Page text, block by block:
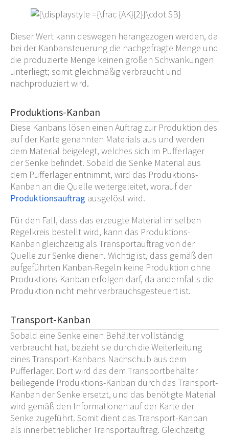
Dieser Wert kann deswegen herangezogen werden, da
bei der Kanbansteuerung die nachgefragte Menge und
die produzierte Menge keinen großen Schwankungen
unterliegt; somit gleichmäßig verbraucht und
nachproduziert wird.
Produktions-Kanban
Diese Kanbans lösen einen Auftrag zur Produktion des
auf der Karte genannten Materials aus und werden
dem Material beigelegt, welches sich im Pufferlager
der Senke befindet. Sobald die Senke Material aus
dem Pufferlager entnimmt, wird das Produktions-
Kanban an die Quelle weitergeleitet, worauf der
Produktionsauftrag ausgelöst wird.
Für den Fall, dass das erzeugte Material im selben
Regelkreis bestellt wird, kann das Produktions-
Kanban gleichzeitig als Transportauftrag von der
Quelle zur Senke dienen. Wichtig ist, dass gemäß den
aufgeführten Kanban-Regeln keine Produktion ohne
Produktions-Kanban erfolgen darf, da andernfalls die
Produktion nicht mehr verbrauchsgesteuert ist.
Transport-Kanban
Sobald eine Senke einen Behälter vollständig
verbraucht hat, bezieht sie durch die Weiterleitung
eines Transport-Kanbans Nachschub aus dem
Pufferlager. Dort wird das dem Transportbehälter
beiliegende Produktions-Kanban durch das Transport-
Kanban der Senke ersetzt, und das benötigte Material
wird gemäß den Informationen auf der Karte der
Senke zugeführt. Somit dient das Transport-Kanban
als innerbetrieblicher Transportauftrag. Gleichzeitig